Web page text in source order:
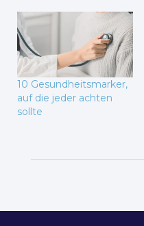
10 Gesundheitsmarker,
auf die jeder achten
sollte